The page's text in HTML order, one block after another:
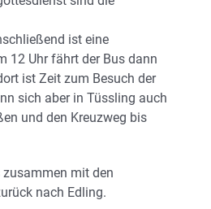
ist eine
12 Uhr fährt der Bus dann
ist Zeit zum Besuch der
sich aber in Tüssling auch
und den Kreuzweg bis
zusammen mit den
nach Edling.